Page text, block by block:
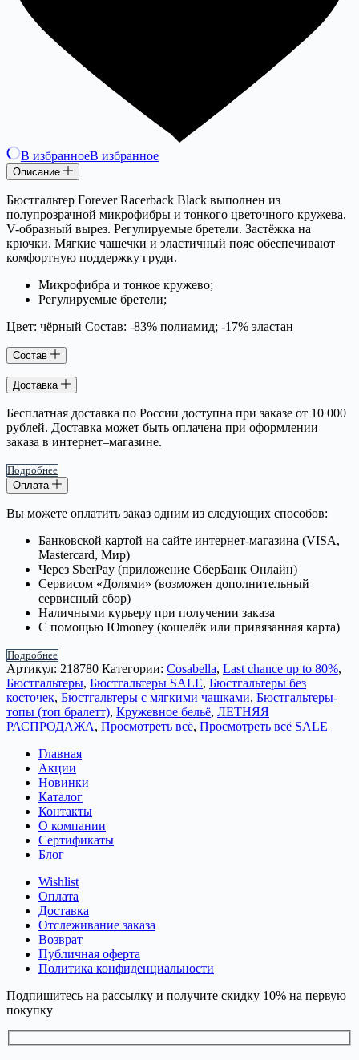
В избранноеВ избранное
Описание
Бюстгальтер Forever Racerback Black выполнен из
полупрозрачной микрофибры и тонкого цветочного кружева.
V-образный вырез. Регулируемые бретели. Застёжка на
крючки. Мягкие чашечки и эластичный пояс обеспечивают
комфортную поддержку груди.
Микрофибра и тонкое кружево;
Регулируемые бретели;
Цвет: чёрный Состав: -83% полиамид; -17% эластан
Состав
Доставка
Бесплатная доставка по России доступна при заказе от 10 000
рублей. Доставка может быть оплачена при оформлении
заказа в интернет–магазине.
Подробнее
Оплата
Вы можете оплатить заказ одним из следующих способов:
Банковской картой на сайте интернет-магазина (VISA,
Mastercard, Мир)
Через SberPay (приложение СберБанк Онлайн)
Сервисом «Долями» (возможен дополнительный
сервисный сбор)
Наличными курьеру при получении заказа
С помощью Юmoney (кошелёк или привязанная карта)
Подробнее
Артикул: 218780 Категории: Cosabella, Last chance up to 80%,
Бюстгальтеры, Бюстгальтеры SALE, Бюстгальтеры без
косточек, Бюстгальтеры с мягкими чашками, Бюстгальтеры-
топы (топ бралетт), Кружевное бельё, ЛЕТНЯЯ
РАСПРОДАЖА, Просмотреть всё, Просмотреть всё SALE
Главная
Акции
Новинки
Каталог
Контакты
О компании
Сертификаты
Блог
Wishlist
Оплата
Доставка
Отслеживание заказа
Возврат
Публичная оферта
Политика конфиденциальности
Подпишитесь на рассылку и получите скидку 10% на первую
покупку